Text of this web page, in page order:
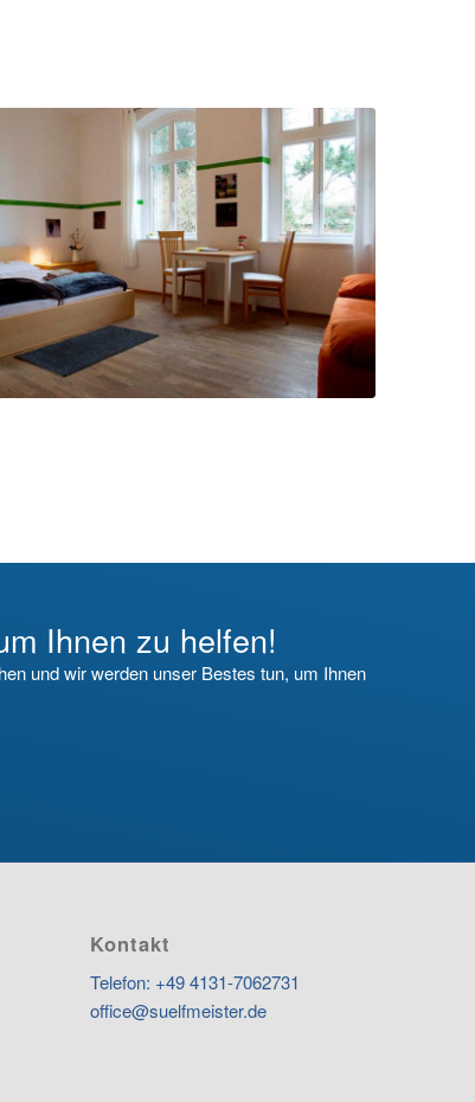
Ihnen zu helfen!
und wir werden unser Bestes tun, um Ihnen
Kontakt
Telefon: +49 4131-7062731
office@suelfmeister.de